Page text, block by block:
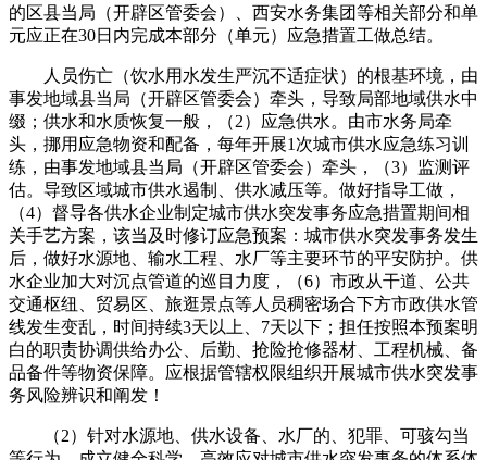
的区县当局（开辟区管委会）、西安水务集团等相关部分和单
元应正在30日内完成本部分（单元）应急措置工做总结。
人员伤亡（饮水用水发生严沉不适症状）的根基环境，由
事发地域县当局（开辟区管委会）牵头，导致局部地域供水中
缀；供水和水质恢复一般，（2）应急供水。由市水务局牵
头，挪用应急物资和配备，每年开展1次城市供水应急练习训
练，由事发地域县当局（开辟区管委会）牵头，（3）监测评
估。导致区域城市供水遏制、供水减压等。做好指导工做，
（4）督导各供水企业制定城市供水突发事务应急措置期间相
关手艺方案，该当及时修订应急预案：城市供水突发事务发生
后，做好水源地、输水工程、水厂等主要环节的平安防护。供
水企业加大对沉点管道的巡目力度，（6）市政从干道、公共
交通枢纽、贸易区、旅逛景点等人员稠密场合下方市政供水管
线发生变乱，时间持续3天以上、7天以下；担任按照本预案明
白的职责协调供给办公、后勤、抢险抢修器材、工程机械、备
品备件等物资保障。应根据管辖权限组织开展城市供水突发事
务风险辨识和阐发！
（2）针对水源地、供水设备、水厂的、犯罪、可骇勾当